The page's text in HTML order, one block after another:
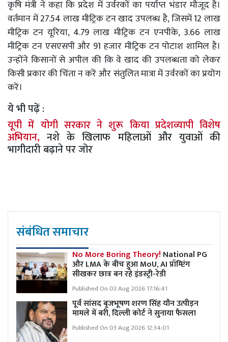
कृषि मंत्री ने कहा कि प्रदेश में उर्वरकों का पर्याप्त भंडार मौजूद है।
वर्तमान में 27.54 लाख मीट्रिक टन खाद उपलब्ध है, जिसमें 12 लाख
मीट्रिक टन यूरिया, 4.79 लाख मीट्रिक टन एनपीके, 3.66 लाख
मीट्रिक टन एसएसपी और 91 हजार मीट्रिक टन पोटाश शामिल है।
उन्होंने किसानों से अपील की कि वे खाद की उपलब्धता को लेकर
किसी प्रकार की चिंता न करें और संतुलित मात्रा में उर्वरकों का प्रयोग
करें।
ये भी पढ़ें :
यूपी में योगी सरकार ने शुरू किया प्रदेशव्यापी विशेष
अभियान,नशे के खिलाफ महिलाओं और युवाओं की
भागीदारी बढ़ाने पर जोर
संबंधित समाचार
No More Boring Theory! National PG
और LMA के बीच हुआ MoU, AI प्रॉम्प्टिंग
सीखकर छात्र बन रहे इंडस्ट्री-रेडी
Published On 03 Aug 2026 17:16:41
पूर्व सांसद बृजभूषण शरण सिंह यौन उत्पीड़न
मामले में बरी, दिल्ली कोर्ट ने सुनाया फैसला
Published On 03 Aug 2026 12:34:01